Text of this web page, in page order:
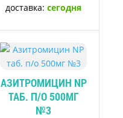
доставка:сегодня
АЗИТРОМИЦИН NP
ТАБ. П/О 500МГ
№3